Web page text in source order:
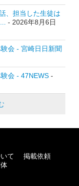
、担当した生徒は
- 2026年8月6日
会 - 宮崎日日新聞
会 - 47NEWS -
て
掲載依頼